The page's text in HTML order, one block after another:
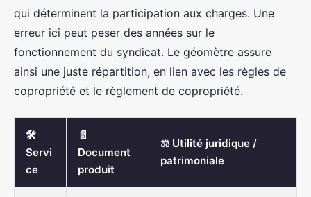
qui déterminent la participation aux charges. Une
erreur ici peut peser des années sur le
fonctionnement du syndicat. Le géomètre assure
ainsi une juste répartition, en lien avec les règles de
copropriété et le règlement de copropriété.
🛠️
Servi
ce
📄
Document
produit
⚖️ Utilité juridique /
patrimoniale